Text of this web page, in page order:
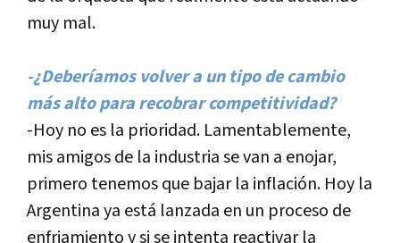
muy mal.
-¿Deberí­amos volver a un tipo de cambio
más alto para recobrar competitividad?
-Hoy no es la prioridad. Lamentablemente,
mis amigos de la industria se van a enojar,
primero tenemos que bajar la inflación. Hoy la
Argentina ya está lanzada en un proceso de
enfriamiento y si se intenta reactivar la